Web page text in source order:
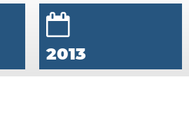
2013